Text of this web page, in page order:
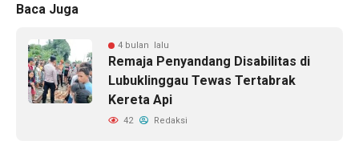
Baca Juga
4 bulan lalu
Remaja Penyandang Disabilitas di
Lubuklinggau Tewas Tertabrak
Kereta Api
42 Redaksi